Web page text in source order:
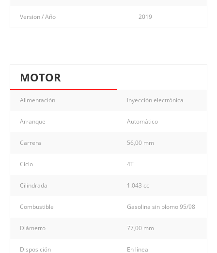
Version / Año 2019
MOTOR
Alimentación Inyección electrónica
Arranque Automático
Carrera 56,00 mm
Ciclo 4T
Cilindrada 1.043 cc
Combustible Gasolina sin plomo 95/98
Diámetro 77,00 mm
Disposición En línea